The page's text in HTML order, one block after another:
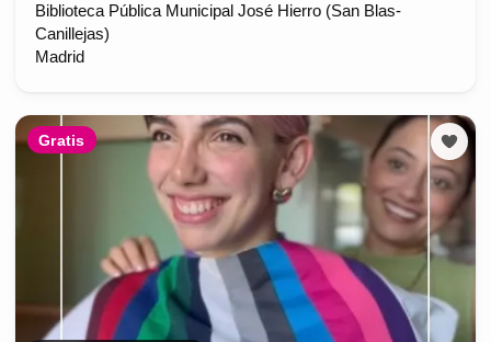
Biblioteca Pública Municipal José Hierro (San Blas-
Canillejas)
Madrid
Gratis